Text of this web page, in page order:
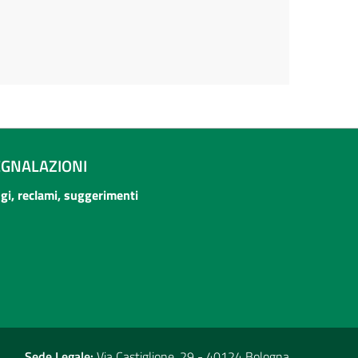
reclami, suggerimenti